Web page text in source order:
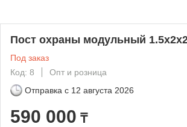
Пост охраны модульный
Под заказ
Код: 8
Опт и розница
Отправка с 12 августа 2026
590 000 ₸